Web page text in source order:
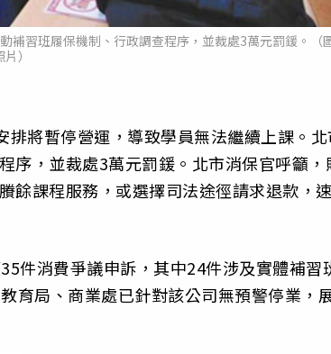
補習班履保機制、行政調查程序，並裁處3萬元罰鍰。（
）
將暫停營運，導致學員無法繼續上課。
序，並裁處3萬元罰鍰。北市消保官呼籲，
餘課程服務，或選擇司法途徑請求退款，
件消費爭議申訴，其中24件涉及實體補習
育局、商業處已針對該公司無預警停業，